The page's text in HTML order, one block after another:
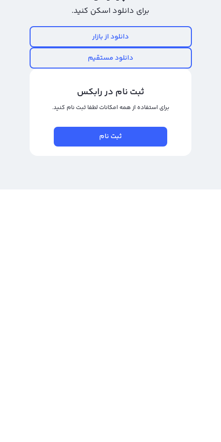
دیجیتال با نام انگلیسی Voyager Token است که در حال رشد سریع و بالایی می‌باشد
فروش ویجر توکن، مانند سایر ارزهای دیجیتال، توجه به زمان و قیمت ورود و خروج از
معامله بسیار مهم است تا بتوان بهترین سود را بدست آورد.
برای خرید و فروش ویجر توکن، از صرافی ارز دیجیتال رالبکس می‌توانید استفاده
خرید، فروش و تبدیل ویجر توکن به سایر ارزهای دیجیتال را در کمترین زمان و با
بالاترین سطح امنیت برای کاربران فراهم می‌کند. همچنین، در پلتفرم معامله حرفه‌ای
ویجر توکن بپردازید و با قیمت‌های متنوع بهترین سود را برای خود به دست آورید.
برای دانلود اسکن کنید.
دانلود از بازار
دانلود مستقیم
ثبت نام در رابکس
برای استفاده از همه امکانات لطفا ثبت نام کنید.
ثبت نام